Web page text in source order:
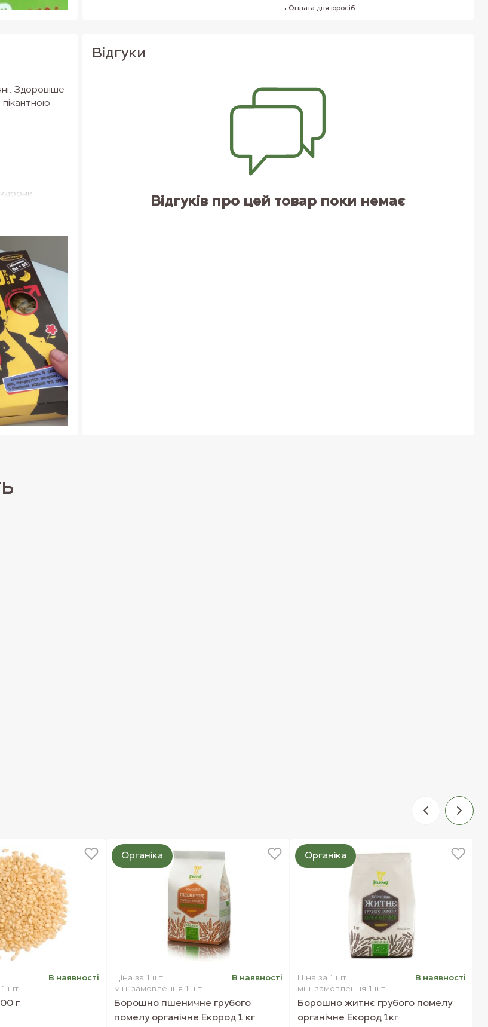
Оплата для юросіб
Здоровіше
так як
Вiдгуки
Відгуків про цей товар поки немає
шт.
В наявностi
г
Ціна за 1 шт.
мін. замовлення 1 шт.
В наявностi
Борошно пшеничне грубого
помелу органічне Екород 1 кг
Органіка
Ціна за 1 шт.
мін. замовлення 1 шт.
В наявностi
Борошно житнє грубого помелу
органічне Екород 1кг
Органіка